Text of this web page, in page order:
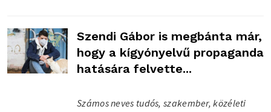
Szendi Gábor is megbánta már,
hogy a kígyónyelvű propaganda
hatására felvette...
Számos neves tudós, szakember, közéleti